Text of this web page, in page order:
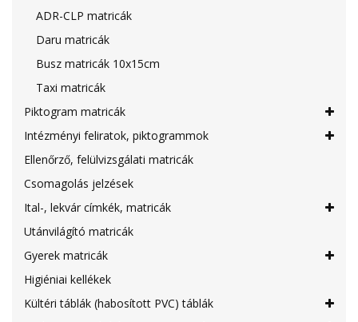
ADR-CLP matricák
Daru matricák
Busz matricák 10x15cm
Taxi matricák
Piktogram matricák
Intézményi feliratok, piktogrammok
Ellenőrző, felülvizsgálati matricák
Csomagolás jelzések
Ital-, lekvár címkék, matricák
Utánvilágító matricák
Gyerek matricák
Higiéniai kellékek
Kültéri táblák (habosított PVC) táblák